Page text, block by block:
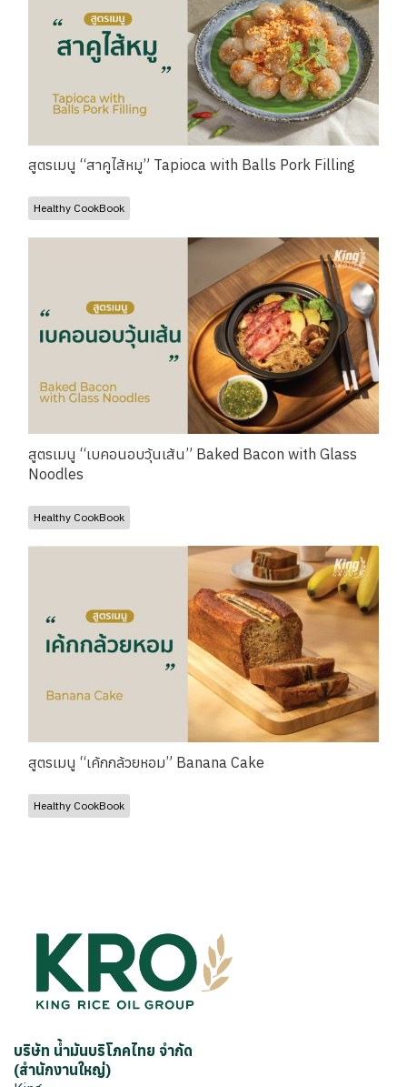
สูตรเมนู “สาคูไส้หมู” Tapioca with Balls Pork Filling
Healthy CookBook
สูตรเมนู “เบคอนอบวุ้นเส้น” Baked Bacon with Glass
Noodles
Healthy CookBook
สูตรเมนู “เค้กกล้วยหอม” Banana Cake
Healthy CookBook
บริษัท น้ำมันบริโภคไทย จำกัด
(สำนักงานใหญ่)